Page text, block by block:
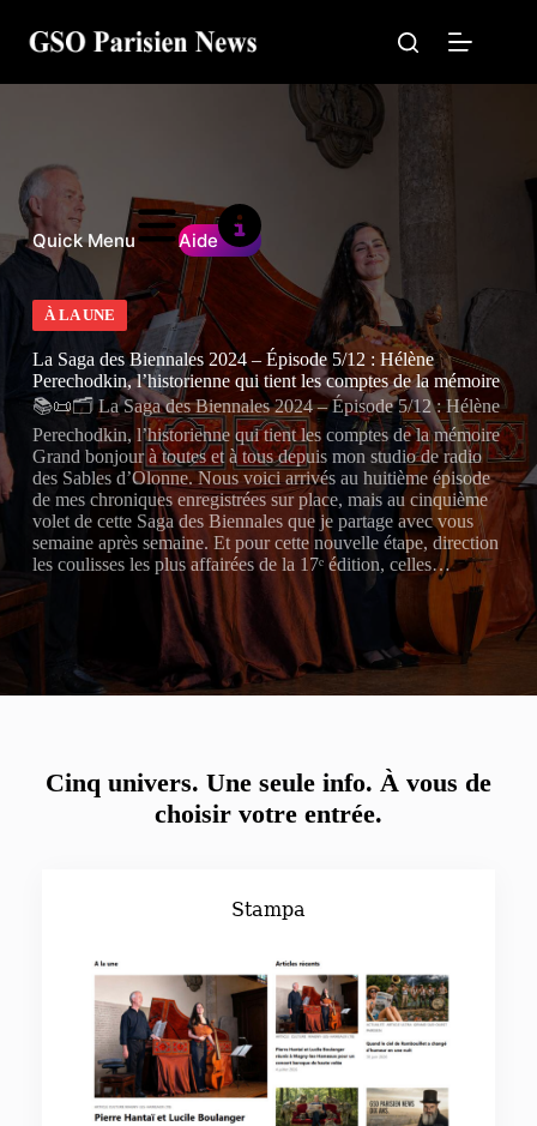
contenu
Quick Menu Aide
À LA UNE
La Saga des Biennales 2024 – Épisode 5/12 : Hélène
Perechodkin, l’historienne qui tient les comptes de la mémoire
📚📜🗂️ La Saga des Biennales 2024 – Épisode 5/12 : Hélène
Perechodkin, l’historienne qui tient les comptes de la mémoire
Grand bonjour à toutes et à tous depuis mon studio de radio
des Sables d’Olonne. Nous voici arrivés au huitième épisode
de mes chroniques enregistrées sur place, mais au cinquième
volet de cette Saga des Biennales que je partage avec vous
semaine après semaine. Et pour cette nouvelle étape, direction
les coulisses les plus affairées de la 17ᵉ édition, celles…
Cinq univers. Une seule info. À vous de
choisir votre entrée.
Stampa